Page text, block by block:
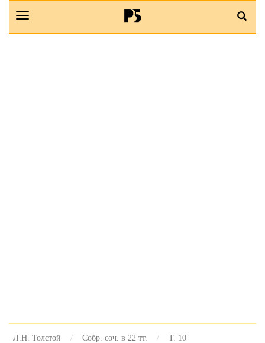
Л.Н. Толстой Собр. соч. в 22 тт. Т. 10